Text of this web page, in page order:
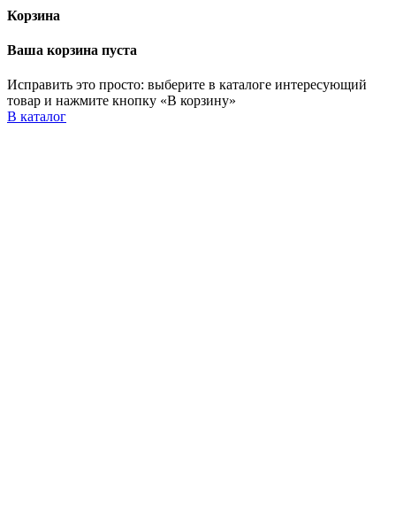
Корзина
Ваша корзина пуста
Исправить это просто: выберите в каталоге интересующий
товар и нажмите кнопку «В корзину»
В каталог